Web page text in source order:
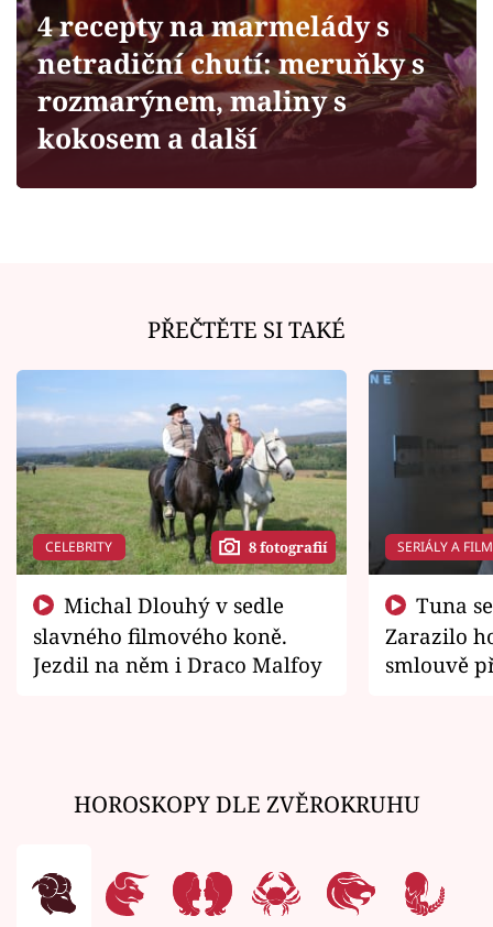
Sledujte prima+
Filmový festival Karlovy Vary
Sledujte nás
4 recepty na marmelády s
netradiční chutí: meruňky s
rozmarýnem, maliny s
kokosem a další
PŘEČTĚTE SI TAKÉ
CELEBRITY 8 fotografií
slavného filmového koně.
Jezdil na něm i Draco Malfoy
SERIÁLY A
Zarazilo
smlouvě
HOROSKOPY DLE ZVĚROKRUHU